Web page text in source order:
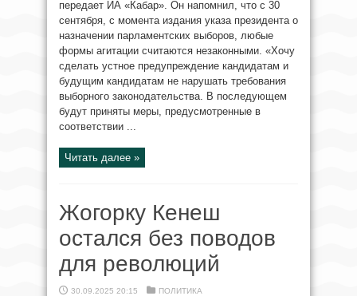
передает ИА «Кабар». Он напомнил, что с 30
сентября, с момента издания указа президента о
назначении парламентских выборов, любые
формы агитации считаются незаконными. «Хочу
сделать устное предупреждение кандидатам и
будущим кандидатам не нарушать требования
выборного законодательства. В последующем
будут приняты меры, предусмотренные в
соответствии ...
Читать далее »
Жогорку Кенеш
остался без поводов
для революций
30.09.2025 20:15 ПОЛИТИКА